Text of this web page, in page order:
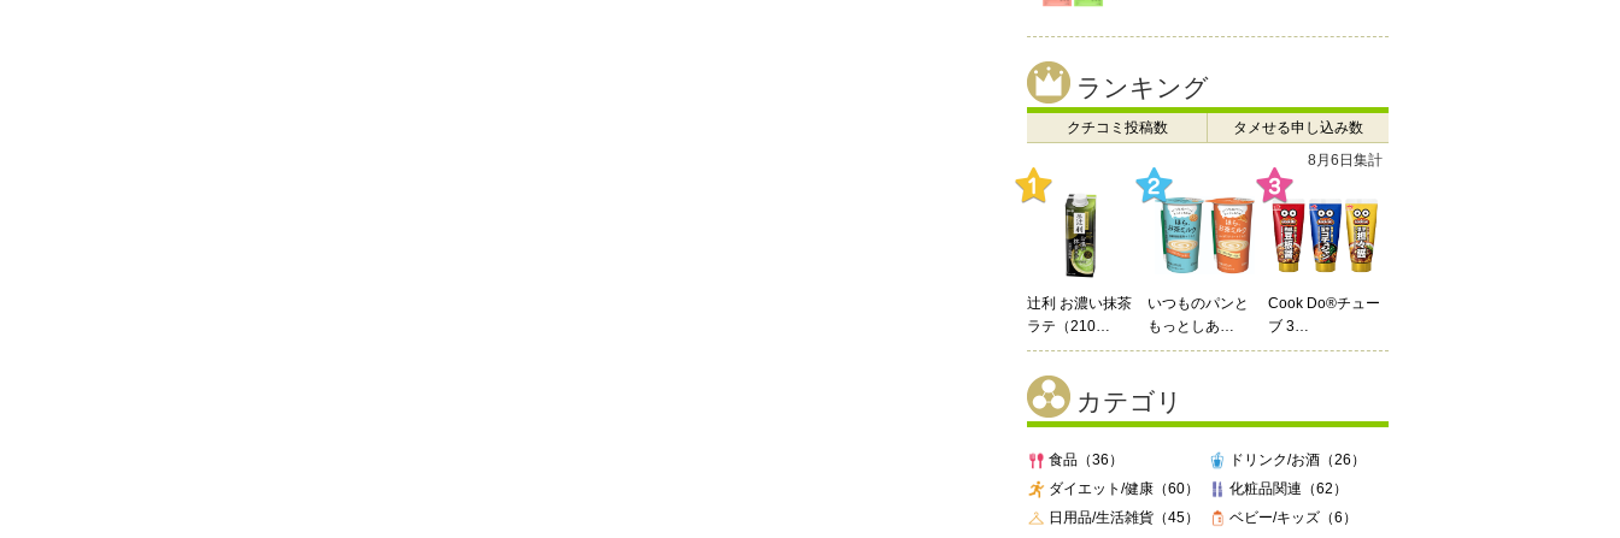
ランキング
クチコミ投稿数
タメせる申し込み数
7月27日 ～ 8月2日
Cook Do®チュー
ブ 3…
辻利 お濃い抹茶
ラテ（210…
enn you3種飲み
比…
カテゴリ
食品（36）
ドリンク/お酒（26）
ダイエット/健康（60）
化粧品関連（62）
日用品/生活雑貨（45）
ベビー/キッズ（6）